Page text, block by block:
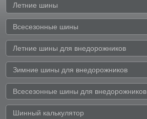
Летние шины
Всесезонные шины
Летние шины для внедорожников
Зимние шины для внедорожников
Всесезонные шины для внедорожников
Шинный калькулятор